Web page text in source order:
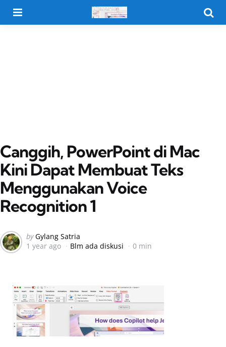
Canggih, PowerPoint di Mac
Kini Dapat Membuat Teks
Menggunakan Voice
Recognition 1
Posted
by
by Gylang Satria
1 year ago
Blm ada diskusi 0 min